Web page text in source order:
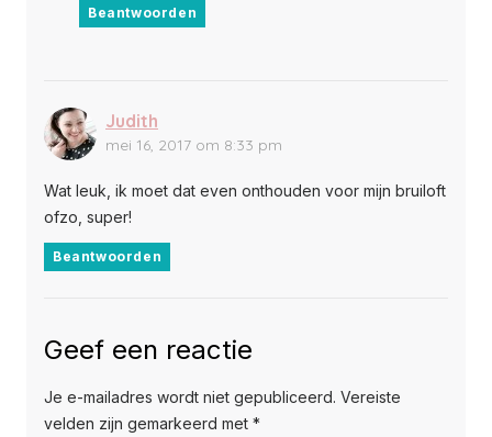
Beantwoorden
Judith
mei 16, 2017 om 8:33 pm
Wat leuk, ik moet dat even onthouden voor mijn bruiloft
ofzo, super!
Beantwoorden
Geef een reactie
Je e-mailadres wordt niet gepubliceerd. Vereiste
velden zijn gemarkeerd met *